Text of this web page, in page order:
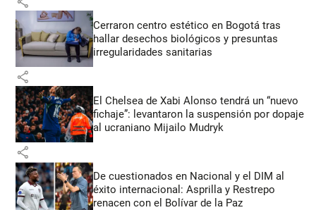
Cerraron centro estético en Bogotá tras
hallar desechos biológicos y presuntas
irregularidades sanitarias
share
El Chelsea de Xabi Alonso tendrá un “nuevo
fichaje”: levantaron la suspensión por dopaje
al ucraniano Mijailo Mudryk
share
De cuestionados en Nacional y el DIM al
éxito internacional: Asprilla y Restrepo
renacen con el Bolívar de la Paz